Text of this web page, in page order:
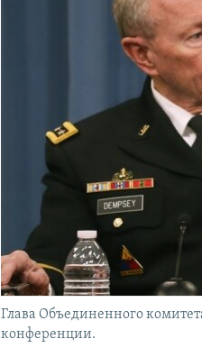
Глава Объединенного
конференции.